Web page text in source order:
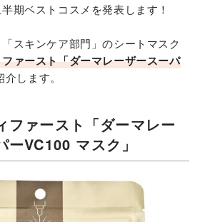
期ベストコスメを発表します！
スキンケア部門」のシートマスク
ァースト「ダーマレーザースーパ
介します。
ファースト「ダーマレー
ーVC100 マスク」